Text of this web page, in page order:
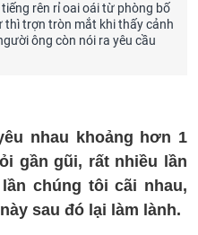
rên rỉ oai oái từ phòng bố
thì trợn tròn mắt khi thấy cảnh
ông còn nói ra yêu cầu
nhau khoảng hơn 1
gần gũi, rất nhiều lần
chúng tôi cãi nhau,
sau đó lại làm lành.